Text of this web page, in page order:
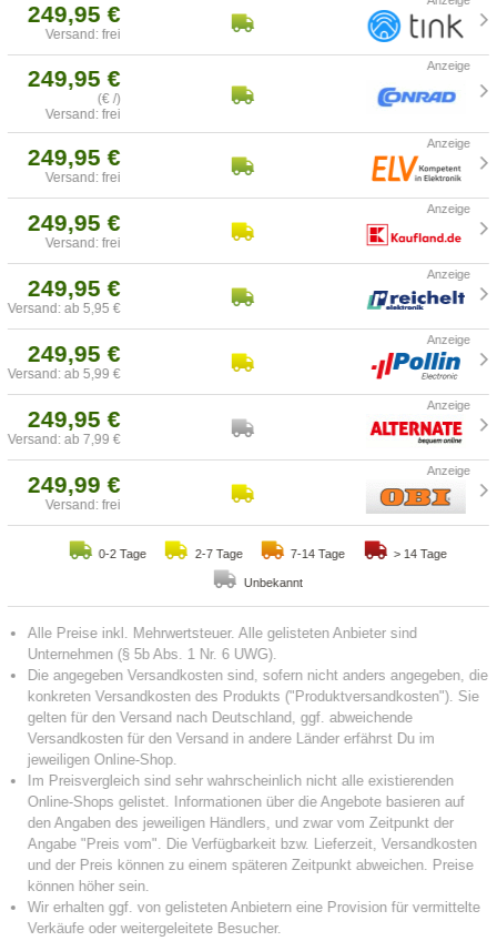
249,95 €
Versand: frei
249,95 €
(€ /)
Versand: frei
249,95 €
Versand: frei
249,95 €
Versand: frei
249,95 €
Versand: ab 5,95 €
249,95 €
Versand: ab 5,99 €
249,95 €
Versand: ab 7,99 €
249,99 €
Versand: frei
0-2 Tage 2-7 Tage 7-14 Tage > 14 Tage
Unbekannt